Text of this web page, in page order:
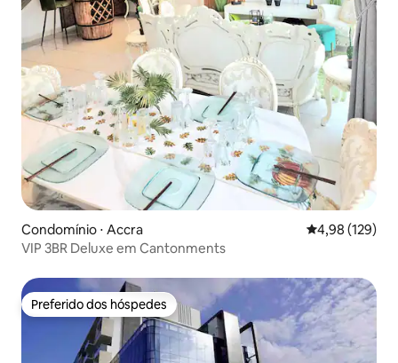
Condomínio ⋅ Accra 4,98 de uma
4,98 (129)
VIP 3BR Deluxe em Cantonments
Preferido dos hóspedes
Preferido dos hóspedes